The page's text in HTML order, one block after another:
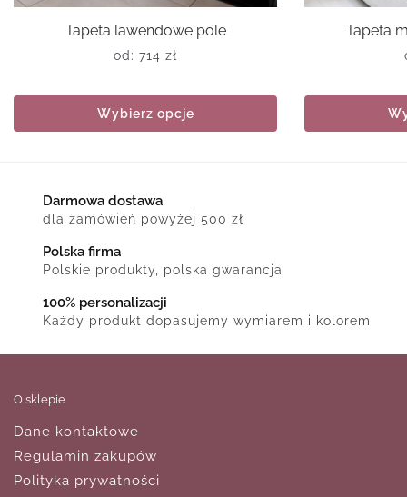
Tapeta lawendowe pole
od: 714 zł
Wybierz opcje
Tapeta
Darmowa dostawa
dla zamówień powyżej 500 zł
Polska firma
Polskie produkty, polska gwarancja
100% personalizacji
Każdy produkt dopasujemy wymiarem i kolorem
O sklepie
Dane kontaktowe
Regulamin zakupów
Polityka prywatności